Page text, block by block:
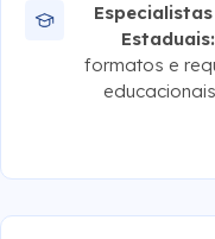
Estaduais:
formatos e